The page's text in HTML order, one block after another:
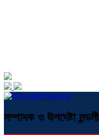
সম্পাদক ও উপদেষ্টা মন্ডলী